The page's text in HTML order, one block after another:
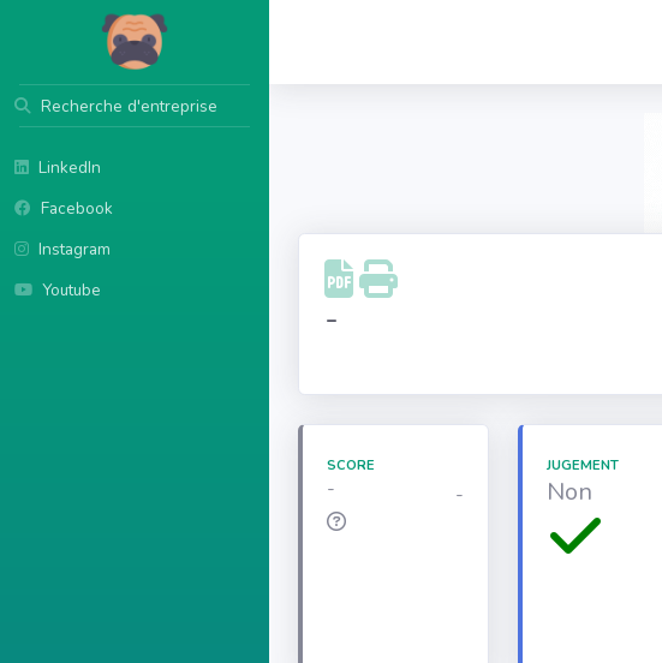
Recherche d'entreprise
LinkedIn
Facebook
Instagram
Youtube
-
SCORE
- -
JUGEMENT
Non